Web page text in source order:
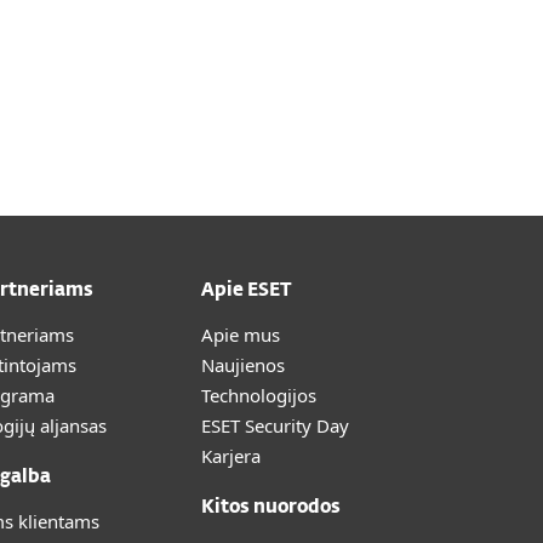
aljansas
klientams
Apie ESET
Apie mus
Naujienos
Technologijos
ESET Security Day
Karjera
Kitos nuorodos